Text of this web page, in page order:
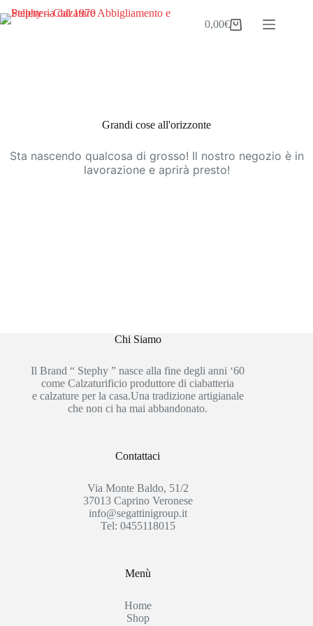
al
Carrello
0,00€
Grandi cose all'orizzonte
Sta nascendo qualcosa di grosso! Il nostro negozio è in
lavorazione e aprirà presto!
Chi Siamo
Il Brand “ Stephy ” nasce alla fine degli anni ‘60
come Calzaturificio produttore di ciabatteria
e calzature per la casa.Una tradizione artigianale
che non ci ha mai abbandonato.
Contattaci
Via Monte Baldo, 51/2
37013 Caprino Veronese
info@segattinigroup.it
Tel: 0455118015
Menù
Home
Shop